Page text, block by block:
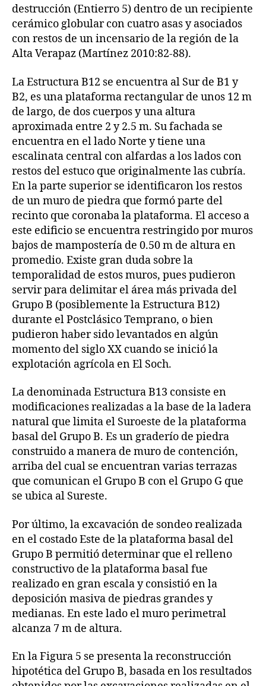
destrucción (Entierro 5) dentro de un recipiente
cerámico globular con cuatro asas y asociados
con restos de un incensario de la región de la
Alta Verapaz (Martínez 2010:82-88).
La Estructura B12 se encuentra al Sur de B1 y
B2, es una plataforma rectangular de unos 12 m
de largo, de dos cuerpos y una altura
aproximada entre 2 y 2.5 m. Su fachada se
encuentra en el lado Norte y tiene una
escalinata central con alfardas a los lados con
restos del estuco que originalmente las cubría.
En la parte superior se identificaron los restos
de un muro de piedra que formó parte del
recinto que coronaba la plataforma. El acceso a
este edificio se encuentra restringido por muros
bajos de mampostería de 0.50 m de altura en
promedio. Existe gran duda sobre la
temporalidad de estos muros, pues pudieron
servir para delimitar el área más privada del
Grupo B (posiblemente la Estructura B12)
durante el Postclásico Temprano, o bien
pudieron haber sido levantados en algún
momento del siglo XX cuando se inició la
explotación agrícola en El Soch.
La denominada Estructura B13 consiste en
modificaciones realizadas a la base de la ladera
natural que limita el Suroeste de la plataforma
basal del Grupo B. Es un graderío de piedra
construido a manera de muro de contención,
arriba del cual se encuentran varias terrazas
que comunican el Grupo B con el Grupo G que
se ubica al Sureste.
Por último, la excavación de sondeo realizada
en el costado Este de la plataforma basal del
Grupo B permitió determinar que el relleno
constructivo de la plataforma basal fue
realizado en gran escala y consistió en la
deposición masiva de piedras grandes y
medianas. En este lado el muro perimetral
alcanza 7 m de altura.
En la Figura 5 se presenta la reconstrucción
hipotética del Grupo B, basada en los resultados